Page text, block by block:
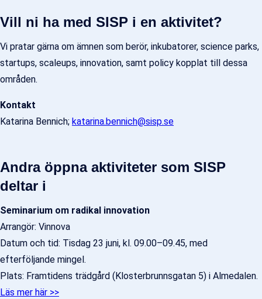
Vill ni ha med SISP i en aktivitet?
Vi pratar gärna om ämnen som berör, inkubatorer, science parks,
startups, scaleups, innovation, samt policy kopplat till dessa
områden.
Kontakt
Katarina Bennich; katarina.bennich@sisp.se
Andra öppna aktiviteter som SISP
deltar i
Seminarium om radikal innovation
Arrangör: Vinnova
Datum och tid: Tisdag 23 juni, kl. 09.00–09.45, med
efterföljande mingel.
Plats: Framtidens trädgård (Klosterbrunnsgatan 5) i Almedalen.
Läs mer här >>